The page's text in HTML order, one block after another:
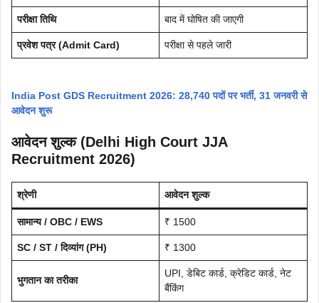
परीक्षा तिथि बाद में घोषित की जाएगी
प्रवेश पत्र (Admit Card) परीक्षा से पहले जारी
India Post GDS Recruitment 2026: 28,740 पदों पर भर्ती, 31 जनवरी से
आवेदन शुरू
आवेदन शुल्क (Delhi High Court JJA
Recruitment 2026)
श्रेणी आवेदन शुल्क
सामान्य / OBC / EWS ₹ 1500
SC / ST / दिव्यांग (PH) ₹ 1300
भुगतान का तरीका
UPI, डेबिट कार्ड, क्रेडिट कार्ड, नेट
बैंकिंग